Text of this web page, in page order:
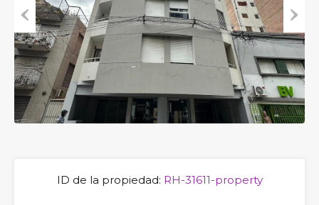
Previous Next
ID de la propiedad: RH-31611-property